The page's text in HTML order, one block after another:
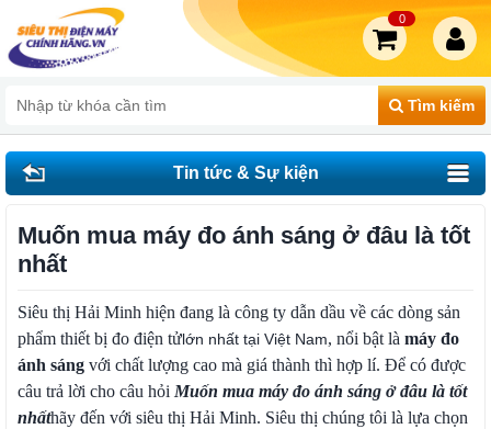
Tìm kiếm
0
Tin tức & Sự kiện
Muốn mua máy đo ánh sáng ở đâu là tốt
nhất
Siêu thị Hải Minh hiện đang là công ty dẫn dầu về các dòng sản
phẩm thiết bị đo điện tửlớn nhất tại Việt Nam, nổi bật là máy đo
ánh sáng với chất lượng cao mà giá thành thì hợp lí. Để có được
câu trả lời cho câu hỏi Muốn mua máy đo ánh sáng ở đâu là tốt
nhấthãy đến với siêu thị Hải Minh. Siêu thị chúng tôi là lựa chọn